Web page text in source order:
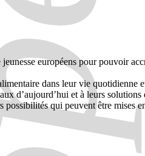
européens pour pouvoir
dans leur vie quotidienne
d’aujourd’hui et à leurs solutions
possibilités qui peuvent être mises